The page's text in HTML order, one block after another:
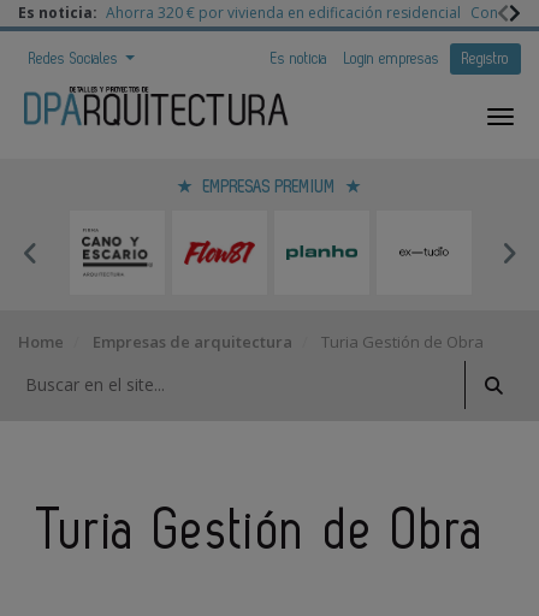
Es noticia: Ahorra 320 € por vivienda en edificación residencial
Redes Sociales Es noticia Login empresas Registro
EMPRESAS PREMIUM
Home Empresas de arquitectura Turia Gestión de Obra
Turia Gestión de Obra